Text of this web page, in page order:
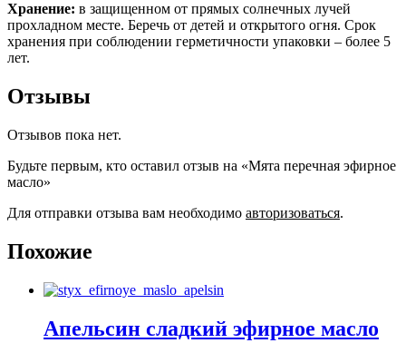
Хранение: в защищенном от прямых солнечных лучей
прохладном месте. Беречь от детей и открытого огня. Срок
хранения при соблюдении герметичности упаковки – более 5
лет.
Отзывы
Отзывов пока нет.
Будьте первым, кто оставил отзыв на «Мята перечная эфирное
масло»
Для отправки отзыва вам необходимо авторизоваться.
Похожие
Апельсин сладкий эфирное масло